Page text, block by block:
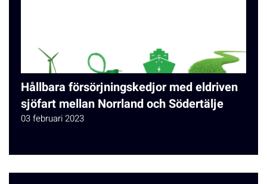
Hållbara försörjningskedjor med eldriven
sjöfart mellan Norrland och Södertälje
03 februari 2023